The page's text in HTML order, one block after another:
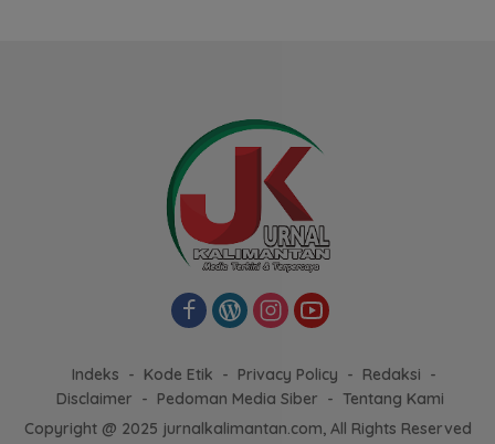
Indeks Kode Etik Privacy Policy
Redaksi
Disclaimer
Pedoman Media Siber
Tentang Kami
Copyright @ 2025 jurnalkalimantan.com, All Rights Reserved